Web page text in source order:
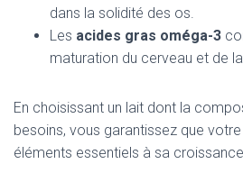
dans la solidité des os.
Les acides gras oméga-3
maturation du cerveau et de
En choisissant un lait dont la
besoins, vous garantissez que
éléments essentiels à sa